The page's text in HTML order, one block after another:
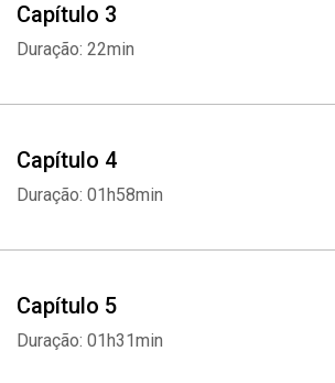
Capítulo 3
Duração: 22min
Capítulo 4
Duração: 01h58min
Capítulo 5
Duração: 01h31min